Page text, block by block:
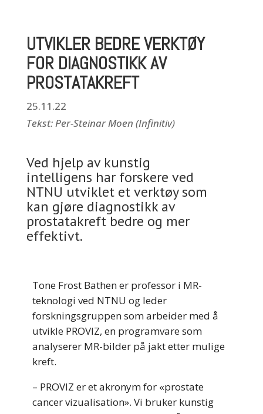
UTVIKLER BEDRE VERKTØY
FOR DIAGNOSTIKK AV
PROSTATAKREFT
25.11.22
Tekst: Per-Steinar Moen (Infinitiv)
Ved hjelp av kunstig
intelligens har forskere ved
NTNU utviklet et verktøy som
kan gjøre diagnostikk av
prostatakreft bedre og mer
effektivt.
Tone Frost Bathen er professor i MR-
teknologi ved NTNU og leder
forskningsgruppen som arbeider med å
utvikle PROVIZ, en programvare som
analyserer MR-bilder på jakt etter mulige
kreft.
– PROVIZ er et akronym for «prostate
cancer vizualisation». Vi bruker kunstig